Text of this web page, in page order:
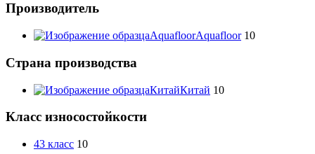
Производитель
AquafloorAquafloor 10
Страна производства
КитайКитай 10
Класс износостойкости
43 класс 10